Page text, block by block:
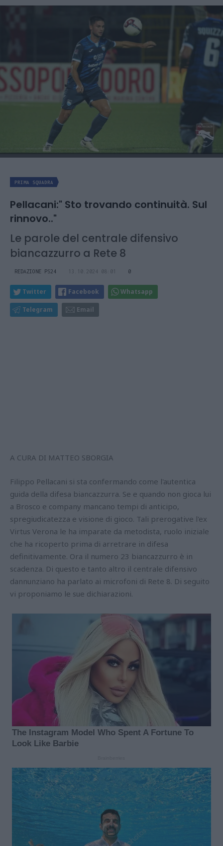
PRIMA SQUADRA
Pellacani:" Sto trovando continuità. Sul
rinnovo.."
Le parole del centrale difensivo
biancazzurro a Rete 8
REDAZIONE PS24 13.10.2024 08:01 0
Twitter Facebook Whatsapp
Telegram Email
A CURA DI MATTEO SBORGIA
Filippo Pellacani si sta confermando come l'autentica
guida della difesa biancazzurra. Se e quando non gioca lui
a Brosco e company mancano tempi di anticipo,
spregiudicatezza e visione di gioco. Tali prerogative l'ex
Virtus Verona le ha imparate da metodista, ruolo iniziale
che ha ricoperto prima di arretrare in difesa
definitivamente. Ora il numero 23 biancazzurro è in
scadenza. Di questo e tanto altro il centrale difensivo
dannunziano ha parlato ai microfoni di Rete 8. Di seguito
vi proponiamo le sue dichiarazioni.